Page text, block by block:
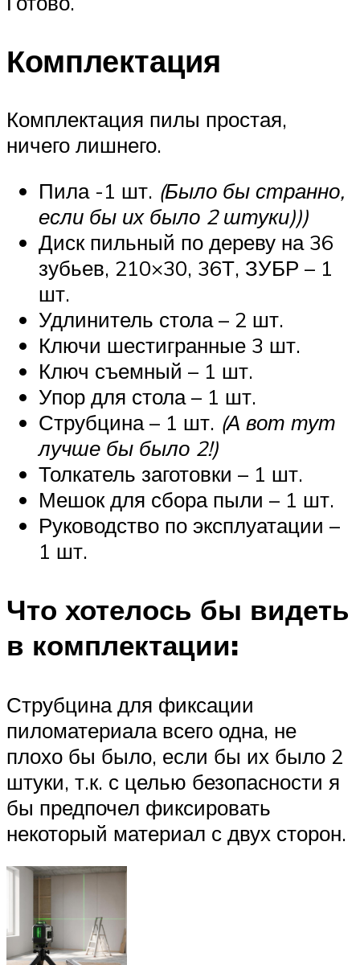
Комплектация
Комплектация пилы простая,
ничего лишнего.
Пила -1 шт. (Было бы странно,
если бы их было 2 штуки)))
Диск пильный по дереву на 36
зубьев, 210×30, 36Т, ЗУБР – 1
шт.
Удлинитель стола – 2 шт.
Ключи шестигранные 3 шт.
Ключ съемный – 1 шт.
Упор для стола – 1 шт.
Струбцина – 1 шт. (А вот тут
лучше бы было 2!)
Толкатель заготовки – 1 шт.
Мешок для сбора пыли – 1 шт.
Руководство по эксплуатации –
1 шт.
Что хотелось бы видеть
в комплектации:
Струбцина для фиксации
пиломатериала всего одна, не
плохо бы было, если бы их было 2
штуки, т.к. с целью безопасности я
бы предпочел фиксировать
некоторый материал с двух сторон.